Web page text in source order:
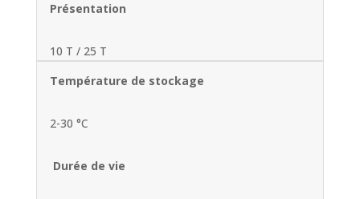
Présentation
10 T / 25 T
Température de stockage
2-30 °C
Durée de vie